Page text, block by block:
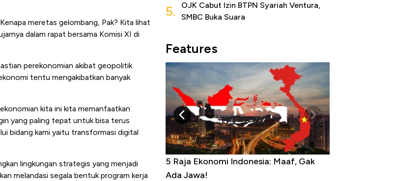
meretas gelombang, Pak? Kita lihat
dalam rapat bersama Komisi XI di
perekonomian akibat geopolitik
tentu mengakibatkan banyak
kita ini kita memanfaatkan
yang paling tepat untuk bisa terus
bidang kami yaitu transformasi digital
lingkungan strategis yang menjadi
melandasi segala bentuk program kerja
5.
OJK Cabut Izin BTPN Syariah Ventura,
SMBC Buka Suara
Features
Industri Susu Jadi Bintang Baru Ekonomi
RI
5 Raja Ekonomi Indonesia: Maaf, Gak
Ada Jawa!